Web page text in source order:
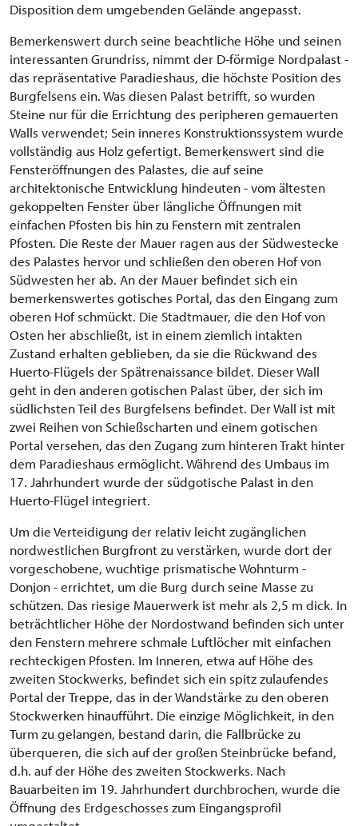
Disposition dem umgebenden Gelände angepasst.
Bemerkenswert durch seine beachtliche Höhe und seinen
interessanten Grundriss, nimmt der D-förmige Nordpalast -
das repräsentative Paradieshaus, die höchste Position des
Burgfelsens ein. Was diesen Palast betrifft, so wurden
Steine nur für die Errichtung des peripheren gemauerten
Walls verwendet; Sein inneres Konstruktionssystem wurde
vollständig aus Holz gefertigt. Bemerkenswert sind die
Fensteröffnungen des Palastes, die auf seine
architektonische Entwicklung hindeuten - vom ältesten
gekoppelten Fenster über längliche Öffnungen mit
einfachen Pfosten bis hin zu Fenstern mit zentralen
Pfosten. Die Reste der Mauer ragen aus der Südwestecke
des Palastes hervor und schließen den oberen Hof von
Südwesten her ab. An der Mauer befindet sich ein
bemerkenswertes gotisches Portal, das den Eingang zum
oberen Hof schmückt. Die Stadtmauer, die den Hof von
Osten her abschließt, ist in einem ziemlich intakten
Zustand erhalten geblieben, da sie die Rückwand des
Huerto-Flügels der Spätrenaissance bildet. Dieser Wall
geht in den anderen gotischen Palast über, der sich im
südlichsten Teil des Burgfelsens befindet. Der Wall ist mit
zwei Reihen von Schießscharten und einem gotischen
Portal versehen, das den Zugang zum hinteren Trakt hinter
dem Paradieshaus ermöglicht. Während des Umbaus im
17. Jahrhundert wurde der südgotische Palast in den
Huerto-Flügel integriert.
Um die Verteidigung der relativ leicht zugänglichen
nordwestlichen Burgfront zu verstärken, wurde dort der
vorgeschobene, wuchtige prismatische Wohnturm -
Donjon - errichtet, um die Burg durch seine Masse zu
schützen. Das riesige Mauerwerk ist mehr als 2,5 m dick. In
beträchtlicher Höhe der Nordostwand befinden sich unter
den Fenstern mehrere schmale Luftlöcher mit einfachen
rechteckigen Pfosten. Im Inneren, etwa auf Höhe des
zweiten Stockwerks, befindet sich ein spitz zulaufendes
Portal der Treppe, das in der Wandstärke zu den oberen
Stockwerken hinaufführt. Die einzige Möglichkeit, in den
Turm zu gelangen, bestand darin, die Fallbrücke zu
überqueren, die sich auf der großen Steinbrücke befand,
d.h. auf der Höhe des zweiten Stockwerks. Nach
Bauarbeiten im 19. Jahrhundert durchbrochen, wurde die
Öffnung des Erdgeschosses zum Eingangsprofil